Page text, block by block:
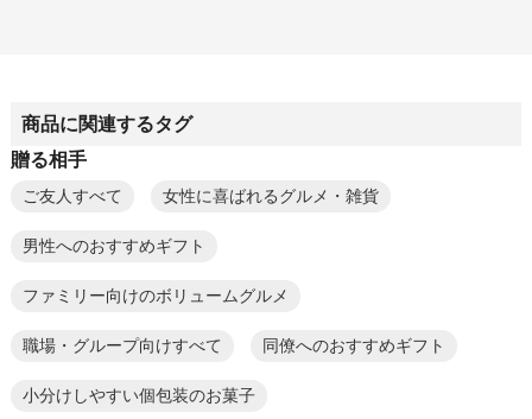
商品に関連するタグ
贈る相手
ご友人すべて 女性に喜ばれるグルメ・雑貨
男性へのおすすめギフト
ファミリー向けのボリュームグルメ
職場・グループ向けすべて 同僚へのおすすめギフト
小分けしやすい個包装のお菓子